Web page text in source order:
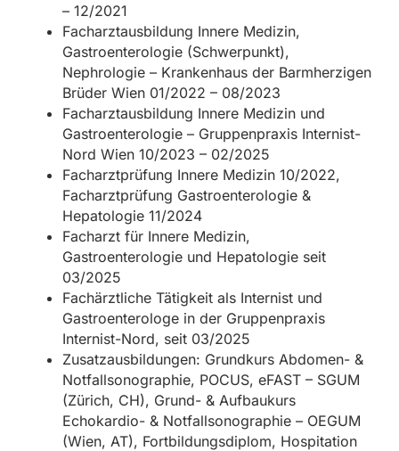
– 12/2021
Facharztausbildung Innere Medizin,
Gastroenterologie (Schwerpunkt),
Nephrologie – Krankenhaus der Barmherzigen
Brüder Wien 01/2022 – 08/2023
Facharztausbildung Innere Medizin und
Gastroenterologie – Gruppenpraxis Internist-
Nord Wien 10/2023 – 02/2025
Facharztprüfung Innere Medizin 10/2022,
Facharztprüfung Gastroenterologie &
Hepatologie 11/2024
Facharzt für Innere Medizin,
Gastroenterologie und Hepatologie seit
03/2025
Fachärztliche Tätigkeit als Internist und
Gastroenterologe in der Gruppenpraxis
Internist-Nord, seit 03/2025
Zusatzausbildungen: Grundkurs Abdomen- &
Notfallsonographie, POCUS, eFAST – SGUM
(Zürich, CH), Grund- & Aufbaukurs
Echokardio- & Notfallsonographie – OEGUM
(Wien, AT), Fortbildungsdiplom, Hospitation